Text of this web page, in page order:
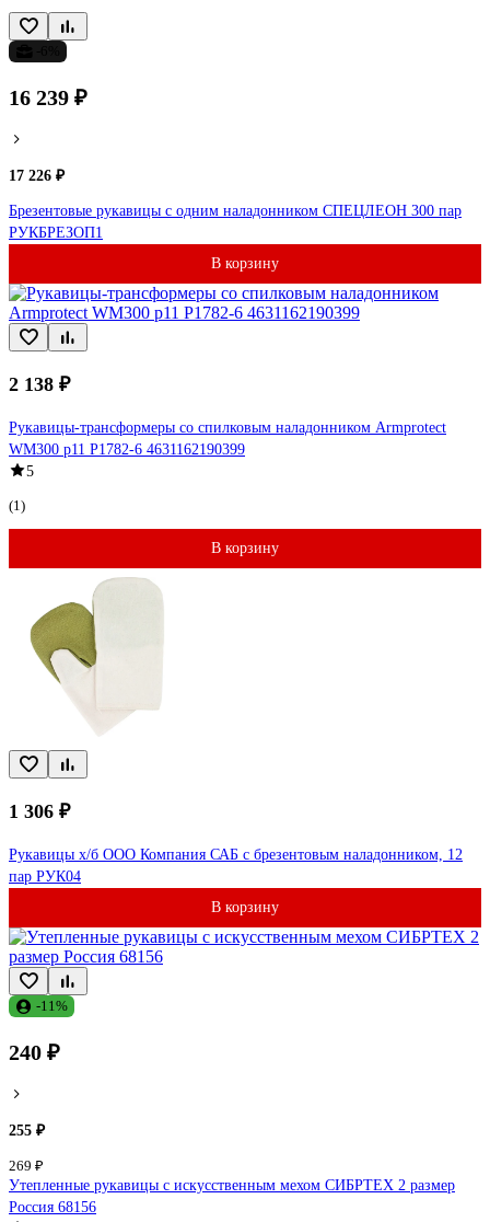
16 239 ₽
17 226 ₽
Брезентовые рукавицы с одним наладонником СПЕЦЛЕОН 300 пар
РУКБРЕЗОП1
В корзину
2 138 ₽
Рукавицы-трансформеры со спилковым наладонником Armprotect
WM300 р11 Р1782-6 4631162190399
5
(1)
В корзину
1 306 ₽
Рукавицы х/б ООО Компания САБ с брезентовым наладонником, 12
пар РУК04
В корзину
-11%
240 ₽
255 ₽
269 ₽
Утепленные рукавицы с искусственным мехом СИБРТЕХ 2 размер
Россия 68156